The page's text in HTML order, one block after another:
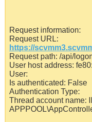
Request information:
Request URL:
https://
Request path: /api/
User host address:
User:
Is authenticated: False
Authentication Type:
Thread account name: